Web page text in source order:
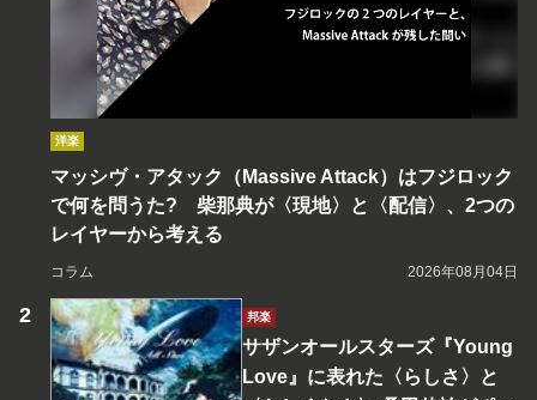
洋楽
マッシヴ・アタック（Massive Attack）はフジロック
で何を問うた? 柴那典が〈現地〉と〈配信〉、2つの
レイヤーから考える
コラム 2026年08月04日
邦楽
サザンオールスターズ『Young
Love』に表れた〈らしさ〉と